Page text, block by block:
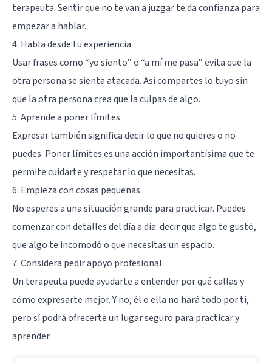
terapeuta. Sentir que no te van a juzgar te da confianza para
empezar a hablar.
4. Habla desde tu experiencia
Usar frases como “yo siento” o “a mí me pasa” evita que la
otra persona se sienta atacada. Así compartes lo tuyo sin
que la otra persona crea que la culpas de algo.
5. Aprende a poner límites
Expresar también significa decir lo que no quieres o no
puedes. Poner límites es una acción importantísima que te
permite cuidarte y respetar lo que necesitas.
6. Empieza con cosas pequeñas
No esperes a una situación grande para practicar. Puedes
comenzar con detalles del día a día: decir que algo te gustó,
que algo te incomodó o que necesitas un espacio.
7. Considera pedir apoyo profesional
Un terapeuta puede ayudarte a entender por qué callas y
cómo expresarte mejor. Y no, él o ella no hará todo por ti,
pero sí podrá ofrecerte un lugar seguro para practicar y
aprender.